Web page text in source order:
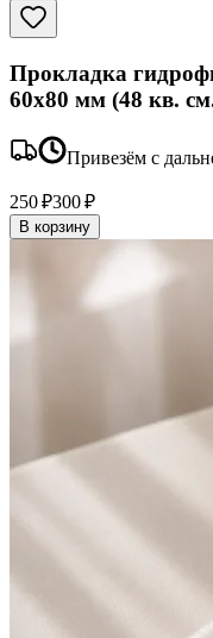
Прокладка
60x80 мм (48 кв.
Привезём с
250 ₽300 ₽
В корзину